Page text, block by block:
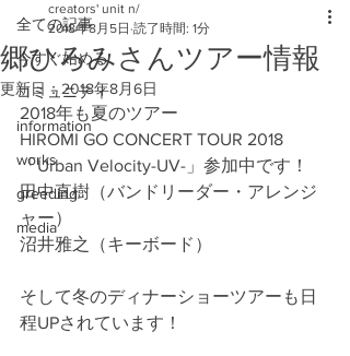
全ての記事
今すぐ始める
コミュニティ
information
works
greeding
media
郷ひろみさんツアー情報
creators' unit n/
2018年8月5日 読了時間: 1分
更新日： 2018年8月6日
2018年も夏のツアー
HIROMI GO CONCERT TOUR 2018
「Urban Velocity-UV-」参加中です！
田中直樹（バンドリーダー・アレンジ
ャー）
沼井雅之（キーボード）
そして冬のディナーショーツアーも日
程UPされています！